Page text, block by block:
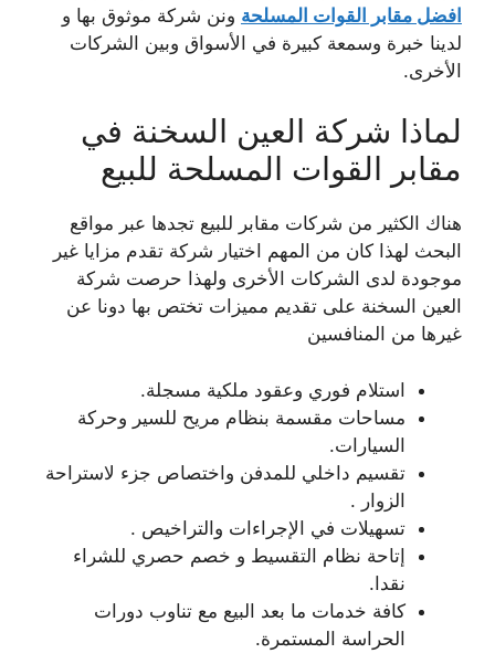
افضل مقابر القوات المسلحة ونن شركة موثوق بها و
لدينا خبرة وسمعة كبيرة في الأسواق وبين الشركات
الأخرى.
لماذا شركة العين السخنة في
مقابر القوات المسلحة للبيع
هناك الكثير من شركات مقابر للبيع تجدها عبر مواقع
البحث لهذا كان من المهم اختيار شركة تقدم مزايا غير
موجودة لدى الشركات الأخرى ولهذا حرصت شركة
العين السخنة على تقديم مميزات تختص بها دونا عن
غيرها من المنافسين
استلام فوري وعقود ملكية مسجلة.
مساحات مقسمة بنظام مريح للسير وحركة
السيارات.
تقسيم داخلي للمدفن واختصاص جزء لاستراحة
الزوار .
تسهيلات في الإجراءات والتراخيص .
إتاحة نظام التقسيط و خصم حصري للشراء
نقدا.
كافة خدمات ما بعد البيع مع تناوب دورات
الحراسة المستمرة.